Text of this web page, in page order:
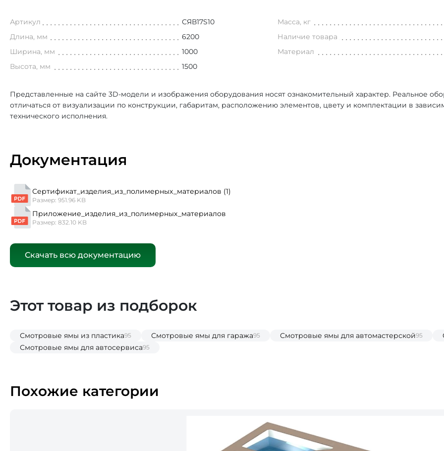
Артикул
СЯВ17S10
Длина, мм
6200
Ширина, мм
1000
Высота, мм
1500
Масса, кг
Наличие товара
Материал
Представленные на сайте 3D-модели и изображения оборудования носят ознакомительный характер. Реальное
отличаться от визуализации по конструкции, габаритам, расположению элементов, цвету и комплектации в
технического исполнения.
Документация
Сертификат_изделия_из_полимерных_материалов (1)
Размер: 951.96 KB
Приложение_изделия_из_полимерных_материалов
Размер: 832.10 KB
Скачать всю документацию
Этот товар из подборок
Смотровые ямы из пластика95 Смотровые ямы для гаража95 Смотровые ямы для автомастерской95
Смотровые ямы для автосервиса95
Похожие категории